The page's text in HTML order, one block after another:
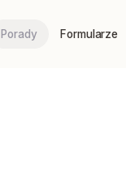
Porady Formularze